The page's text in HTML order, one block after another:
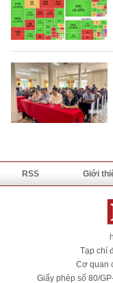
RSS Giới
Tạp chí
Cơ quan
Giấy phép số 80/